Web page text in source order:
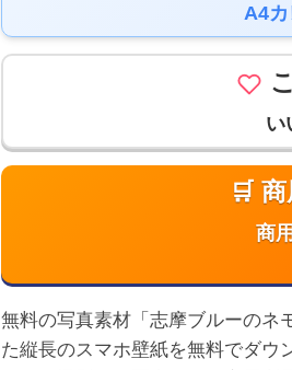
A4
い
🛒
商
無料の写真素材「志摩ブルーのネ
た縦長のスマホ壁紙を無料でダウ